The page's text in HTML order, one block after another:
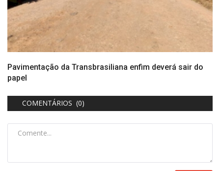
Pavimentação da Transbrasiliana enfim deverá sair do
papel
COMENTÁRIOS (0)